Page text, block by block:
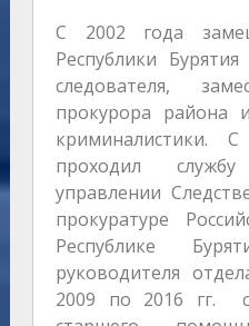
С 2002 года
Республики
следователя,
прокурора района
криминалистики.
проходил
управлении
прокуратуре
Республике
руководителя
2009 по 2016 гг.